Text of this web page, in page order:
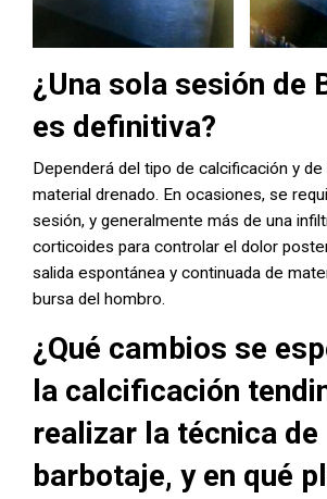
¿Una sola sesión de
es definitiva?
Dependerá del tipo de calcificación y de
material drenado. En ocasiones, se
sesión, y generalmente más de una
corticoides para controlar el dolor
salida espontánea y continuada de
bursa del hombro.
¿Qué cambios se
la calcificación
realizar la técnica de
barbotaje, y en qué